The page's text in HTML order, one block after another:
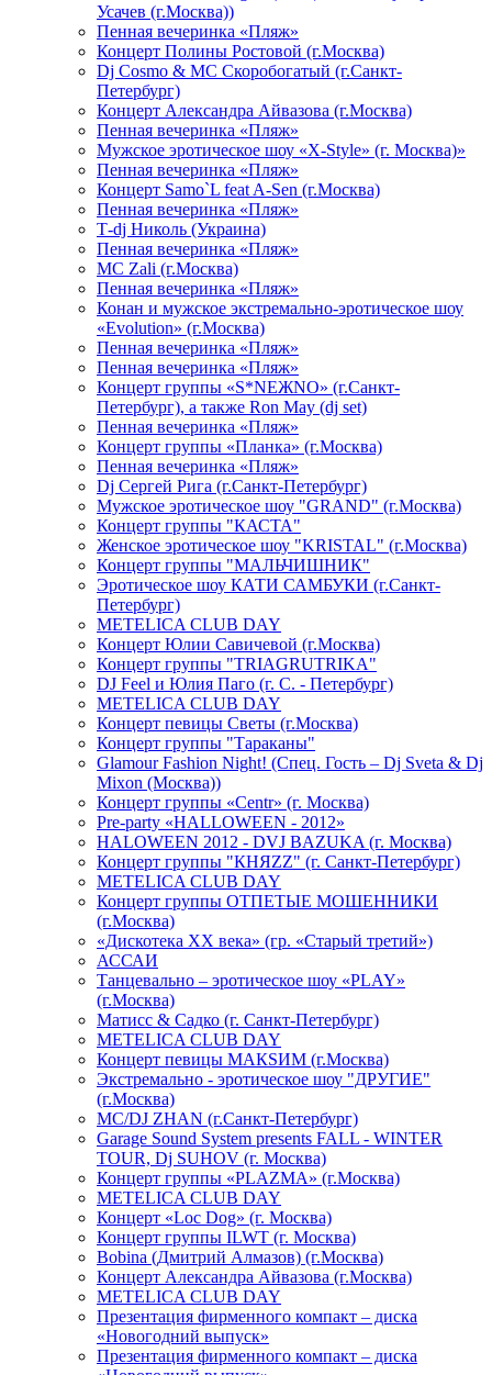
Усачев (г.Москва))
Пенная вечеринка «Пляж»
Концерт Полины Ростовой (г.Москва)
Dj Cosmo & МС Скоробогатый (г.Санкт-
Петербург)
Концерт Александра Айвазова (г.Москва)
Пенная вечеринка «Пляж»
Мужское эротическое шоу «X-Style» (г. Москва)»
Пенная вечеринка «Пляж»
Концерт Samo`L feat A-Sen (г.Москва)
Пенная вечеринка «Пляж»
Т-dj Николь (Украина)
Пенная вечеринка «Пляж»
МС Zali (г.Москва)
Пенная вечеринка «Пляж»
Конан и мужское экстремально-эротическое шоу
«Evolution» (г.Москва)
Пенная вечеринка «Пляж»
Пенная вечеринка «Пляж»
Концерт группы «S*NEЖNO» (г.Санкт-
Петербург), а также Ron May (dj set)
Пенная вечеринка «Пляж»
Концерт группы «Планка» (г.Москва)
Пенная вечеринка «Пляж»
Dj Сергей Рига (г.Санкт-Петербург)
Мужское эротическое шоу "GRAND" (г.Москва)
Концерт группы "КАСТА"
Женское эротическое шоу "KRISTAL" (г.Москва)
Концерт группы "МАЛЬЧИШНИК"
Эротическое шоу КАТИ САМБУКИ (г.Санкт-
Петербург)
METELICA CLUB DAY
Концерт Юлии Савичевой (г.Москва)
Концерт группы "TRIAGRUTRIKA"
DJ Feel и Юлия Паго (г. С. - Петербург)
METELICA CLUB DAY
Концерт певицы Светы (г.Москва)
Концерт группы "Тараканы"
Glamour Fashion Night! (Спец. Гость – Dj Sveta & Dj
Mixon (Москва))
Концерт группы «Centr» (г. Москва)
Pre-party «HALLOWEEN - 2012»
HALOWEEN 2012 - DVJ BAZUKA (г. Москва)
Концерт группы "КНЯZZ" (г. Санкт-Петербург)
METELICA CLUB DAY
Концерт группы ОТПЕТЫЕ МОШЕННИКИ
(г.Москва)
«Дискотека ХХ века» (гр. «Старый третий»)
АССАИ
Танцевально – эротическое шоу «PLAY»
(г.Москва)
Матисс & Садко (г. Санкт-Петербург)
METELICA CLUB DAY
Концерт певицы МАКSИМ (г.Москва)
Экстремально - эротическое шоу "ДРУГИЕ"
(г.Москва)
МС/DJ ZHAN (г.Санкт-Петербург)
Garage Sound System presents FALL - WINTER
TOUR, Dj SUHOV (г. Москва)
Концерт группы «PLAZMA» (г.Москва)
METELICA CLUB DAY
Концерт «Loc Dog» (г. Москва)
Концерт группы ILWT (г. Москва)
Bobina (Дмитрий Алмазов) (г.Москва)
Концерт Александра Айвазова (г.Москва)
METELICA CLUB DAY
Презентация фирменного компакт – диска
«Новогодний выпуск»
Презентация фирменного компакт – диска